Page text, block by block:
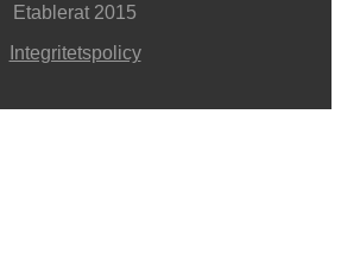
Etablerat 2015
Integritetspolicy